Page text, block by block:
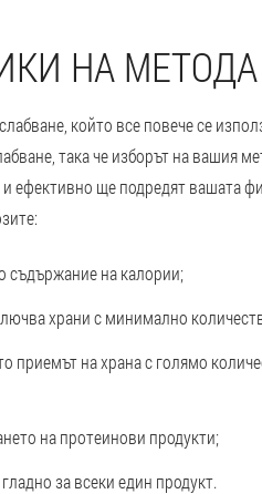
НА МЕТОДА
който все повече се
така че изборът на вашия
ефективно ще подредят вашата
съдържание на калории;
храни с минимално
приемът на храна с голямо
на протеинови продукти;
за всеки един продукт.